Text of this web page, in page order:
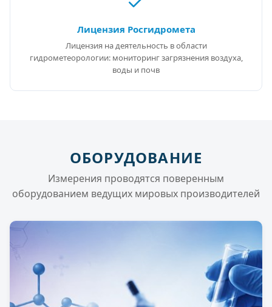
Лицензия Росгидромета
Лицензия на деятельность в области
гидрометеорологии: мониторинг загрязнения воздуха,
воды и почв
ОБОРУДОВАНИЕ
Измерения проводятся поверенным
оборудованием ведущих мировых производителей